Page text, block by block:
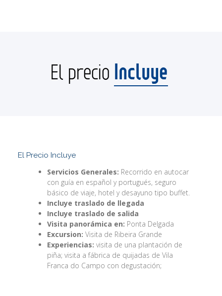
El precio Incluye
El Precio Incluye
Servicios Generales: Recorrido en autocar
con guía en español y portugués, seguro
básico de viaje, hotel y desayuno tipo buffet.
Incluye traslado de llegada
Incluye traslado de salida
Visita panorámica en: Ponta Delgada
Excursion: Visita de Ribeira Grande
Experiencias: visita de una plantación de
piña; visita a fábrica de quijadas de Vila
Franca do Campo con degustación;